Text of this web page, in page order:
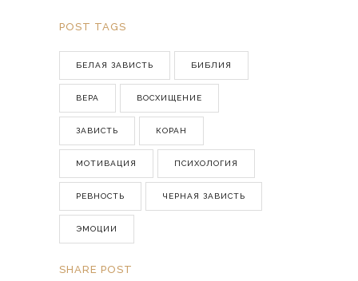
POST TAGS
БЕЛАЯ ЗАВИСТЬ БИБЛИЯ
ВЕРА ВОСХИЩЕНИЕ
ЗАВИСТЬ КОРАН
МОТИВАЦИЯ ПСИХОЛОГИЯ
РЕВНОСТЬ ЧЕРНАЯ ЗАВИСТЬ
ЭМОЦИИ
SHARE POST